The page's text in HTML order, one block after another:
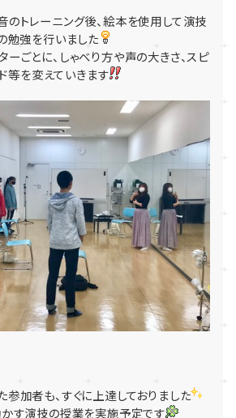
トレーニング後、絵本を使用して演技
勉強を行いました
ーごとに、しゃべり方や声の大きさ、スピ
等を変えていきます
加者も、すぐに上達しておりました
す演技の授業を実施予定です